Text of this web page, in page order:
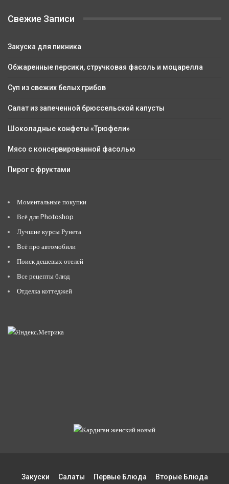
Свежие Записи
Закуска для пикника
Обжаренные персики, стручковая фасоль и моцарелла
Суп из свежих белых грибов
Салат из запеченной брюссельской капусты
Шоколадные конфеты «Трюфели»
Мясо с консервированной фасолью
Пирог с фруктами
Моментальные покупки
Всё для Photoshop
Лучшие курсы Рунета
Всё про автомобили
Поиск дешевых отелей
Все рецепты блюд
Отделка коттеджей
Закуски Салаты Первые Блюда Вторые Блюда